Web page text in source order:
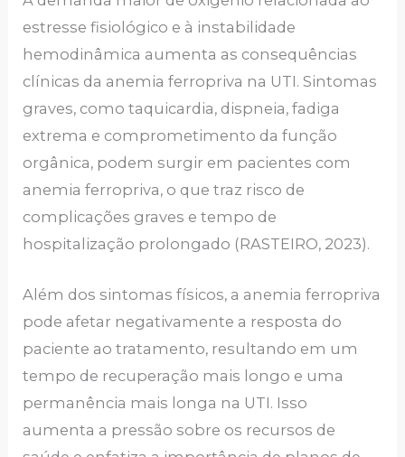
estresse fisiológico e à instabilidade
hemodinâmica aumenta as consequências
clínicas da anemia ferropriva na UTI. Sintomas
graves, como taquicardia, dispneia, fadiga
extrema e comprometimento da função
orgânica, podem surgir em pacientes com
anemia ferropriva, o que traz risco de
complicações graves e tempo de
hospitalização prolongado (RASTEIRO, 2023).
Além dos sintomas físicos, a anemia ferropriva
pode afetar negativamente a resposta do
paciente ao tratamento, resultando em um
tempo de recuperação mais longo e uma
permanência mais longa na UTI. Isso
aumenta a pressão sobre os recursos de